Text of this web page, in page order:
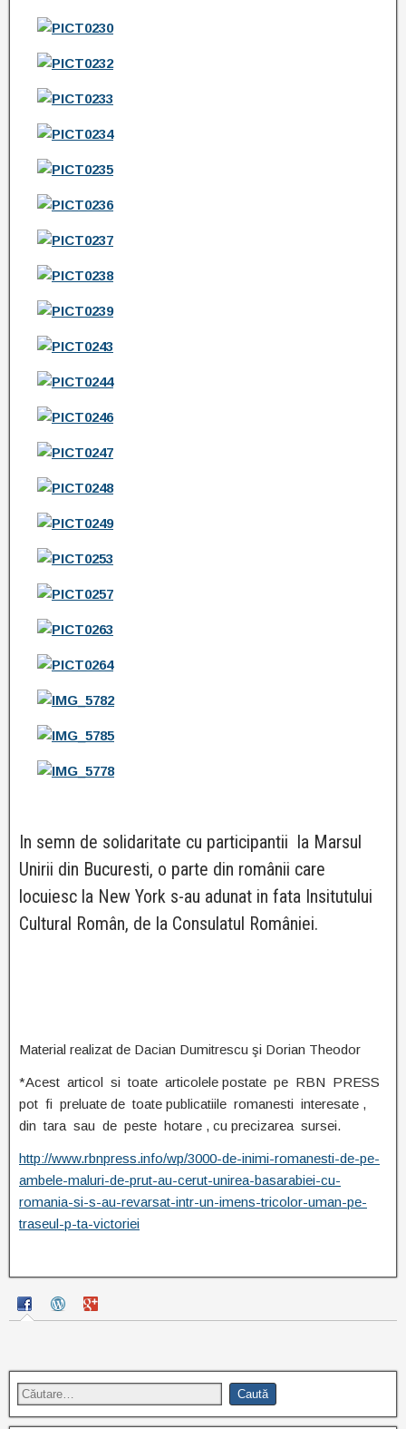
In semn de solidaritate cu participantii la Marsul
Unirii din Bucuresti, o parte din românii care
locuiesc la New York s-au adunat in fata Insitutului
Cultural Român, de la Consulatul României.
Material realizat de Dacian Dumitrescu şi Dorian Theodor
*Acest articol si toate articolele postate pe RBN PRESS
pot fi preluate de toate publicatiile romanesti interesate ,
din tara sau de peste hotare , cu precizarea sursei.
http://www.rbnpress.info/wp/3000-de-inimi-romanesti-de-pe-
ambele-maluri-de-prut-au-cerut-unirea-basarabiei-cu-
romania-si-s-au-revarsat-intr-un-imens-tricolor-uman-pe-
traseul-p-ta-victoriei